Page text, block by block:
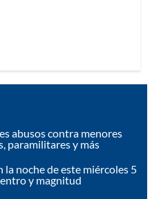
abusos contra menores
paramilitares y más
la noche de este miércoles 5
y magnitud